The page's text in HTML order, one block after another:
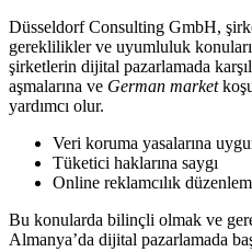
Düsseldorf Consulting GmbH,
gereklilikler ve uyumluluk
şirketlerin dijital pazarlamada
aşmalarına ve German market
yardımcı olur.
Veri koruma yasalarına
Tüketici haklarına saygı
Online reklamcılık
Bu konularda bilinçli olmak ve
Almanya’da dijital pazarlamada